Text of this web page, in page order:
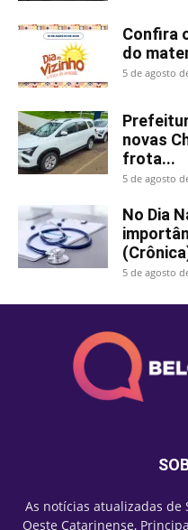
Confira
do
5 de agosto
novas
frota...
5 de agosto
No Dia
5 de agosto
As notícias atualizadas de
Oeste Catarinense,